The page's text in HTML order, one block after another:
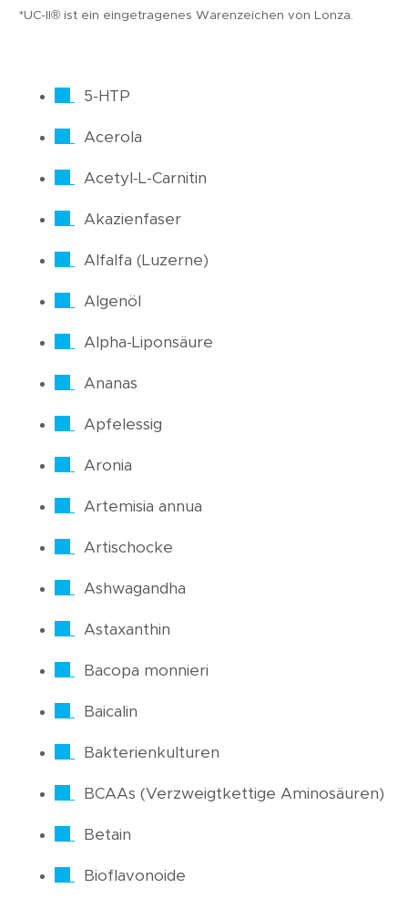
*UC-II® ist ein eingetragenes Warenzeichen von Lonza.
5-HTP
Acerola
Acetyl-L-Carnitin
Akazienfaser
Alfalfa (Luzerne)
Algenöl
Alpha-Liponsäure
Ananas
Apfelessig
Aronia
Artemisia annua
Artischocke
Ashwagandha
Astaxanthin
Bacopa monnieri
Baicalin
Bakterienkulturen
BCAAs (Verzweigtkettige Aminosäuren)
Betain
Bioflavonoide